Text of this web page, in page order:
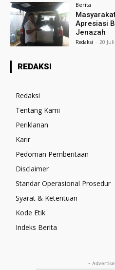
Berita
Apresiasi
Jenazah
Redaksi - 20
REDAKSI
Redaksi
Tentang Kami
Periklanan
Karir
Pedoman Pemberitaan
Disclaimer
Standar Operasional Prosedur
Syarat & Ketentuan
Kode Etik
Indeks Berita
-